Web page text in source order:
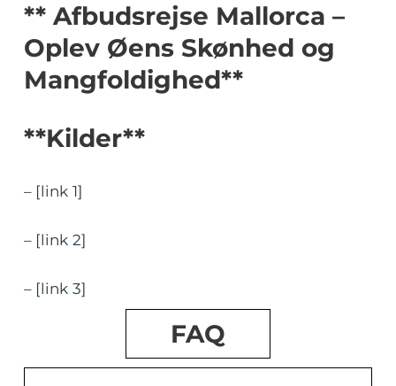
** Afbudsrejse Mallorca –
Oplev Øens Skønhed og
Mangfoldighed**
**Kilder**
– [link 1]
– [link 2]
– [link 3]
FAQ